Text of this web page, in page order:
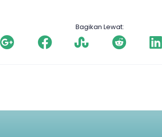
Bagikan Lewat: